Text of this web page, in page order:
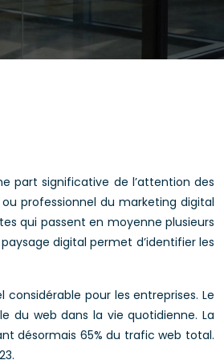
part significative de l’attention des
professionnel du marketing digital
qui passent en moyenne plusieurs
digital permet d’identifier les
pour les entreprises. Le
du web dans la vie quotidienne. La
désormais 65% du trafic web total.